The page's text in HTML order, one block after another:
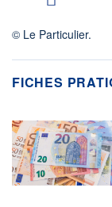
© Le Particulier.
FICHES